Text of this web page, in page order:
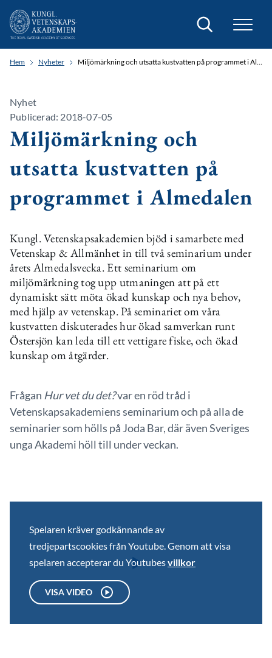
Sök
Hem Nyheter Miljömärkning och utsatta kustvatten på programmet i Almedalen
Nyhet
Publicerad: 2018-07-05
Miljömärkning och
utsatta kustvatten på
programmet i Almedalen
Kungl. Vetenskapsakademien bjöd i samarbete med
Vetenskap & Allmänhet in till två seminarium under
årets Almedalsvecka. Ett seminarium om
miljömärkning tog upp utmaningen att på ett
dynamiskt sätt möta ökad kunskap och nya behov,
med hjälp av vetenskap. På seminariet om våra
kustvatten diskuterades hur ökad samverkan runt
Östersjön kan leda till ett vettigare fiske, och ökad
kunskap om åtgärder.
Frågan Hur vet du det?var en röd tråd i
Vetenskapsakademiens seminarium och på alla de
seminarier som hölls på Joda Bar, där även Sveriges
unga Akademi höll till under veckan.
Spelaren kräver godkännande av
tredjepartscookies från Youtube. Genom att visa
spelaren accepterar du Youtubesvillkor
VISA VIDEO